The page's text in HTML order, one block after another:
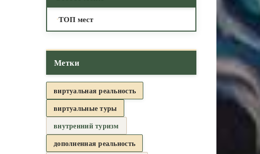
ТОП мест
Метки
виртуальная реальность
виртуальные туры
внутренний туризм
дополненная реальность